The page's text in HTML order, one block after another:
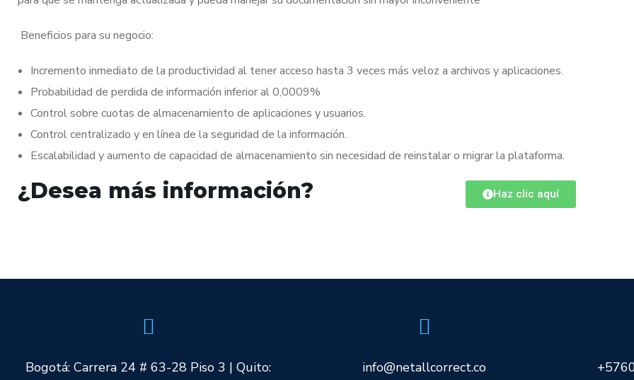
Beneficios para su negocio:
Incremento inmediato de la productividad al tener acceso hasta 3 veces más veloz a archivos y aplicaciones.
Probabilidad de perdida de información inferior al 0,0009%
Control sobre cuotas de almacenamiento de aplicaciones y usuarios.
Control centralizado y en línea de la seguridad de la información.
Escalabilidad y aumento de capacidad de almacenamiento sin necesidad de reinstalar o migrar la plataforma.
¿Desea más información? Haz clic aquí
Bogotá: Carrera 24 # 63-28 Piso 3 | Quito: info@netallcorrect.co